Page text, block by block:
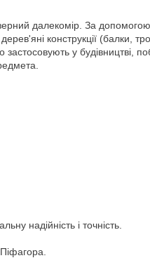
далекомір. За допомогою
конструкції (балки,
у будівництві,
надійність і точність.